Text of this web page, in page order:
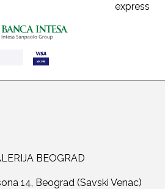
BEOGRAD
14, Beograd (Savski Venac)